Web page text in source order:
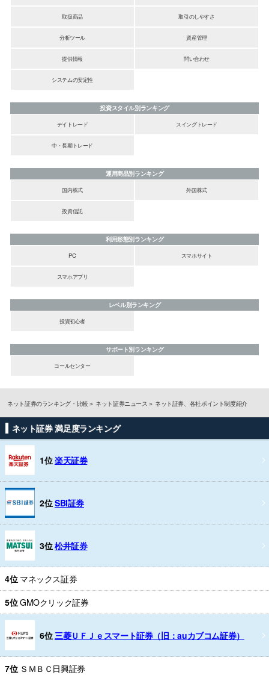
取扱商品 取引のしやすさ
分析ツール 資産管理
提供情報 問い合わせ
システムの安定性
投資スタイル別ランキング
デイトレード
スイングトレード
中・長期トレード
運用商品別ランキング
国内株式
外国株式
投資信託
利用形態別ランキング
PC
スマホサイト
スマホアプリ
レベル別ランキング
投資初心者
サポート別ランキング
コールセンター
ネット証券のランキング・比較 ネット証券ニュース ネット証券、各社ポイント制度紹介
ネット証券 満足度ランキング
1位楽天証券
2位SBI証券
3位松井証券
4位 マネックス証券
5位GMOクリック証券
6位 三菱ＵＦＪｅスマート証券（旧：auカブコム証券）
7位 ＳＭＢＣ日興証券